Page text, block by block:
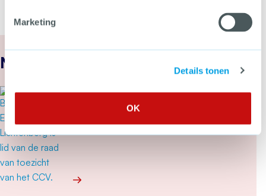
Marketing
Details tonen
OK
Nieuws
30 juli 2026
“Het CCV is een mooie